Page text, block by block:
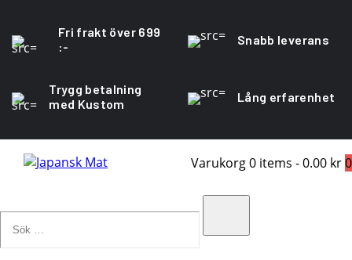
Fri frakt över 699
:-
Snabb leverans
Trygg betalning
med Kustom
Lång erfarenhet
Varukorg0 items -0.00 kr0